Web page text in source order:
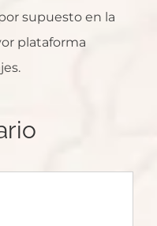
supuesto en la
plataforma